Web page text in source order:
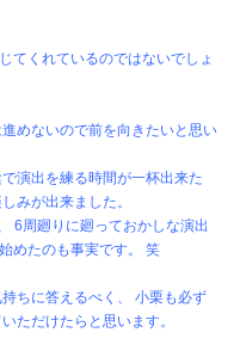
てくれているのではないでしょ
めないので前を向きたいと思い
演出を練る時間が一杯出来た
みが出来ました。
6周廻りに廻っておかしな演出
めたのも事実です。 笑
ちに答えるべく、 小栗も必ず
ただけたらと思います。